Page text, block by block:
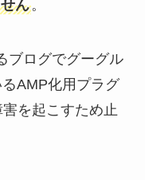
ん。
ブログでグーグル
AMP化用プラグ
を起こすため止